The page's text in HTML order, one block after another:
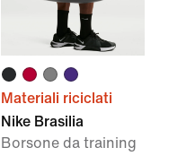
Materiali riciclati
Nike Brasilia
Borsone da training